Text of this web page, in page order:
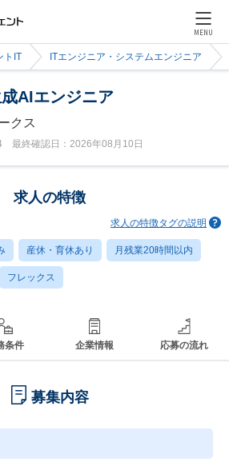
MENU
トIT ITエンジニア・システムエンジニア
成AIエンジニア
クス
最終確認日：2026年08月10日
求人の特徴
求人の特徴タグの説明
産休・育休あり 月残業20時間以内
フレックス
条件 企業情報 応募の流れ
募集内容